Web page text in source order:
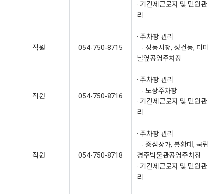
· 기간제근로자 및 민원관
리
직원 054-750-8715
· 주차장 관리
- 성동시장, 성건동, 터미
널옆공영주차장
직원 054-750-8716
· 주차장 관리
- 노상주차장
· 기간제근로자 및 민원관
리
직원 054-750-8718
· 주차장 관리
- 중심상가, 봉황대, 국립
경주박물관공영주차장
· 기간제근로자 및 민원관
리